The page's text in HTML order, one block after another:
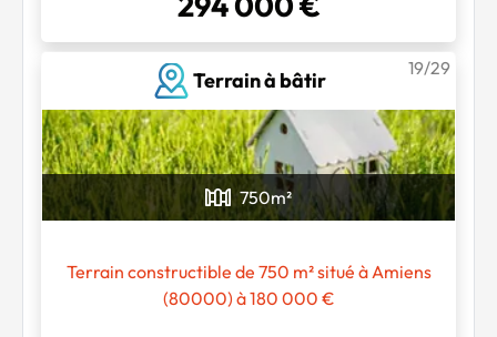
Terrain à bâtir
19/29
750m²
Terrain constructible de 750 m² situé à Amiens
(80000) à 180 000 €